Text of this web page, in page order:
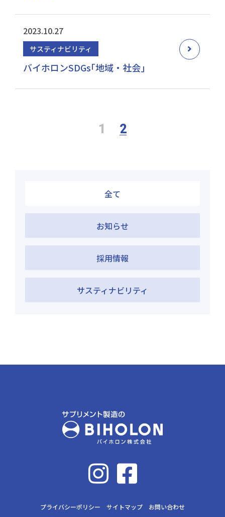
全て
お知らせ
採用情報
サスティナビリティ
2023.10.27
サスティナビリティ
バイホロンSDGs｢地域・社会｣
1 2
プライバシーポリシー サイトマップ お問い合わせ